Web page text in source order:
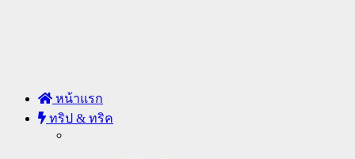
หน้าแรก
ทริป & ทริค